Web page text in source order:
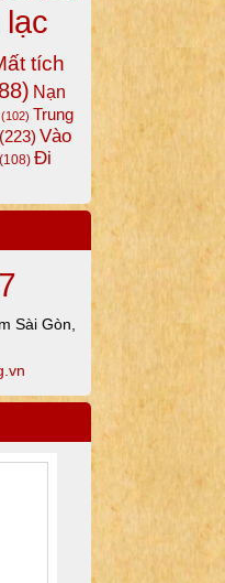
lạc
tích
Nạn
(102) Trung
(223) Vào
(108) Đi
Sài Gòn,